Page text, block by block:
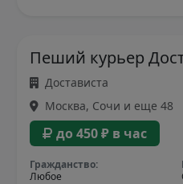
Пеший курьер
Достависта
Москва, Сочи и еще 48
до 450 ₽ в час
Гражданство:
Любое